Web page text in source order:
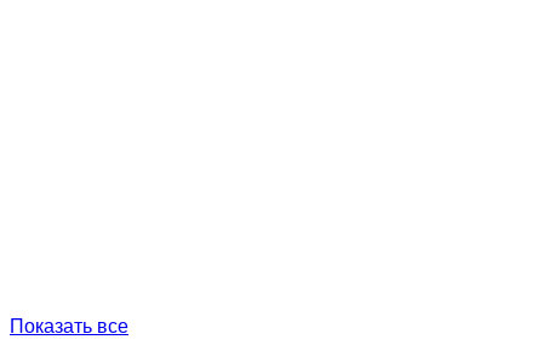
Показать все